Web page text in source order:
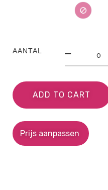
AANTAL
ADD TO CART
Prijs aanpassen